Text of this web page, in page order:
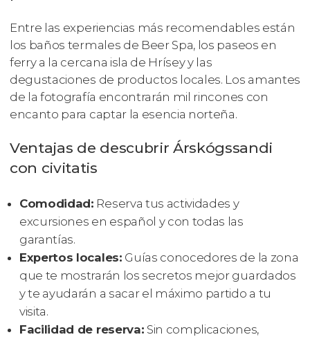
Entre las experiencias más recomendables están
los baños termales de Beer Spa, los paseos en
ferry a la cercana isla de Hrísey y las
degustaciones de productos locales. Los amantes
de la fotografía encontrarán mil rincones con
encanto para captar la esencia norteña.
Ventajas de descubrir Árskógssandi
con civitatis
Comodidad: Reserva tus actividades y
excursiones en español y con todas las
garantías.
Expertos locales: Guías conocedores de la zona
que te mostrarán los secretos mejor guardados
y te ayudarán a sacar el máximo partido a tu
visita.
Facilidad de reserva: Sin complicaciones,